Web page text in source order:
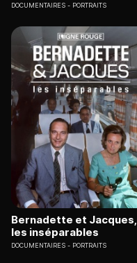
DOCUMENTAIRES PORTRAITS
Bernadette et Jacques,
les inséparables
DOCUMENTAIRES PORTRAITS